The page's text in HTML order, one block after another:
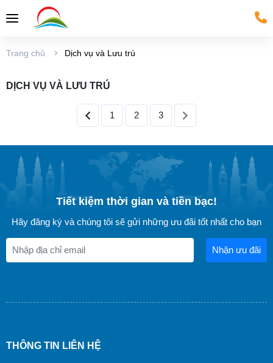
Trang chủ Dịch vụ và Lưu trú
DỊCH VỤ VÀ LƯU TRÚ
1 2 3
Tiết kiệm thời gian và tiền bạc!
Hãy đăng ký và chúng tôi sẽ gửi những ưu đãi tốt nhất cho bạn
Nhận ưu đãi
THÔNG TIN LIÊN HỆ